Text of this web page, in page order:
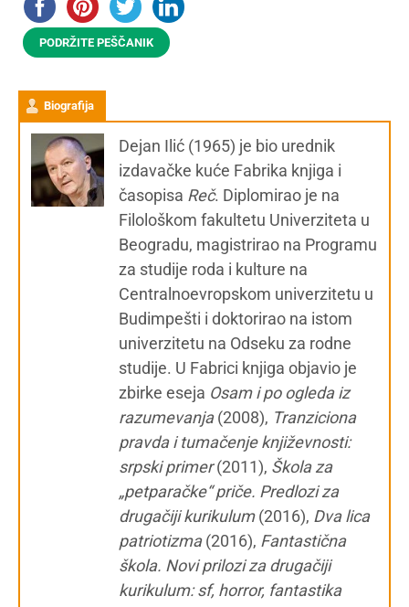
PODRŽITE PEŠČANIK
Biografija
Dejan Ilić (1965) je bio urednik
izdavačke kuće Fabrika knjiga i
časopisa Reč. Diplomirao je na
Filološkom fakultetu Univerziteta u
Beogradu, magistrirao na Programu
za studije roda i kulture na
Centralnoevropskom univerzitetu u
Budimpešti i doktorirao na istom
univerzitetu na Odseku za rodne
studije. U Fabrici knjiga objavio je
zbirke eseja Osam i po ogleda iz
razumevanja(2008), Tranziciona
pravda i tumačenje književnosti:
srpski primer(2011), Škola za
„petparačke“ priče. Predlozi za
drugačiji kurikulum(2016), Dva lica
patriotizma(2016), Fantastična
škola. Novi prilozi za drugačiji
kurikulum: sf, horror, fantastika